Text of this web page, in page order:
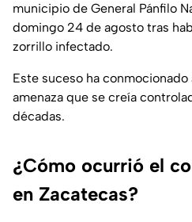
municipio de General Pánfilo
domingo 24 de agosto tras
zorrillo infectado.
Este suceso ha
amenaza que se creía
décadas.
¿Cómo ocurrió el
en Zacatecas?